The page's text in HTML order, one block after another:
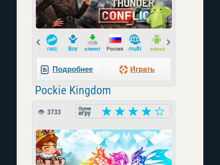
Prev
Подробнее Играть
Pockie Kingdom
3733